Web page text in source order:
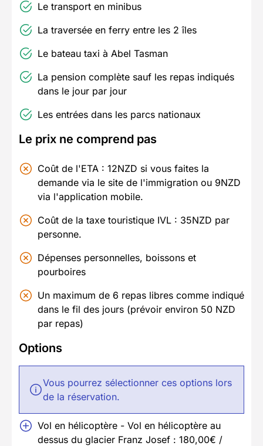
Le transport en minibus
La traversée en ferry entre les 2 îles
Le bateau taxi à Abel Tasman
La pension complète sauf les repas indiqués
dans le jour par jour
Les entrées dans les parcs nationaux
Le prix ne comprend pas
Coût de l'ETA : 12NZD si vous faites la
demande via le site de l'immigration ou 9NZD
via l'application mobile.
Coût de la taxe touristique IVL : 35NZD par
personne.
Dépenses personnelles, boissons et
pourboires
Un maximum de 6 repas libres comme indiqué
dans le fil des jours (prévoir environ 50 NZD
par repas)
Options
Vous pourrez sélectionner ces options lors
de la réservation.
Vol en hélicoptère - Vol en hélicoptère au
dessus du glacier Franz Josef : 180,00€ /